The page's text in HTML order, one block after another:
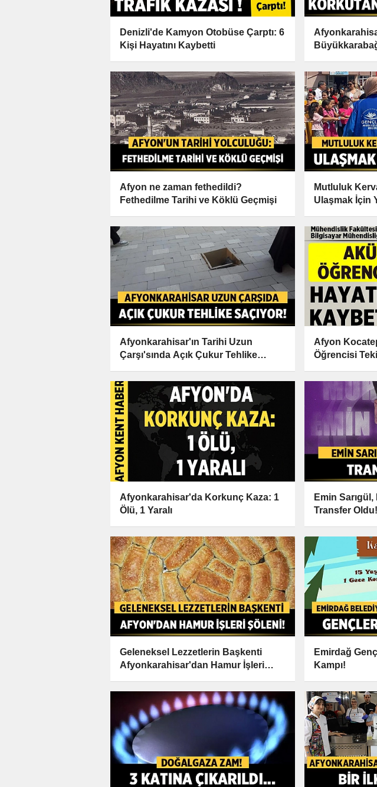
Denizli'de Kamyon Otobüse Çarptı: 6
Kişi Hayatını Kaybetti
Afyon ne zaman fethedildi?
Fethedilme Tarihi ve Köklü Geçmişi
Mutluluk
Ulaşmak İçin
Afyonkarahisar'ın Tarihi Uzun
Çarşı'sında Açık Çukur Tehlike
Afyon
Öğrencisi
Afyonkarahisar'da Korkunç Kaza: 1
Ölü, 1 Yaralı
Emin
Transfer Oldu!
Geleneksel Lezzetlerin Başkenti
Afyonkarahisar'dan Hamur İşleri
Emirdağ
Kampı!